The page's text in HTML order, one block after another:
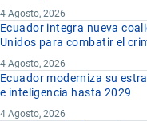
4 Agosto, 2026
Ecuador integra nueva
Unidos para combatir el
4 Agosto, 2026
Ecuador moderniza su
e inteligencia hasta 2029
4 Agosto, 2026